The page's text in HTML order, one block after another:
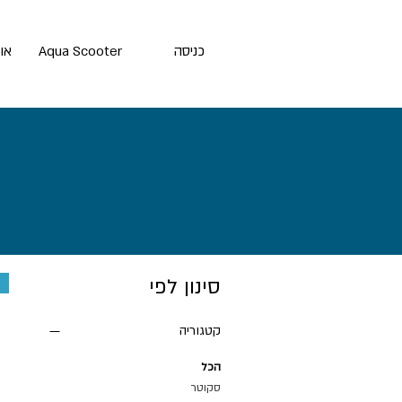
Aqua Scooter כניסה
סינון לפי
קטגוריה
הכל
סקוטר